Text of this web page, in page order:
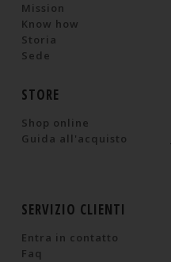
Mission
Know how
Storia
Sede
STORE
Shop online
Guida all'acquisto
SERVIZIO CLIENTI
Entra in contatto
Faq